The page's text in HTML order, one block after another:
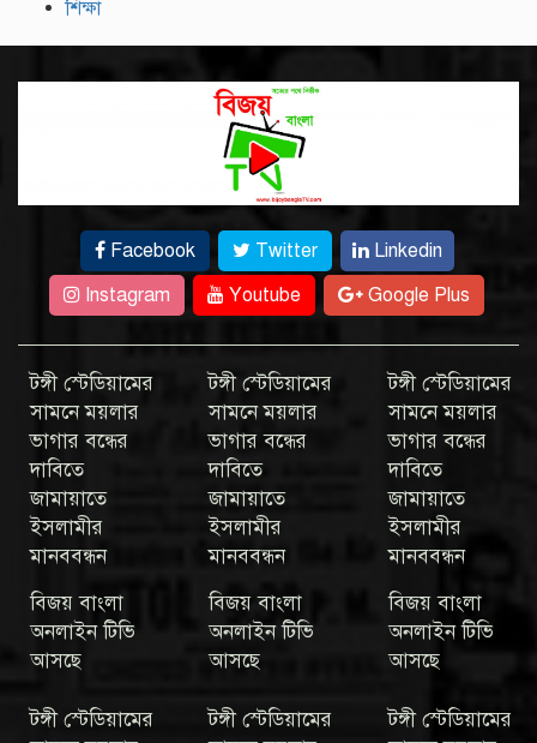
শিক্ষা
Facebook Twitter
Linkedin
Instagram
Youtube Google Plus
টঙ্গী স্টেডিয়ামের
সামনে ময়লার
ভাগার বন্ধের
দাবিতে
জামায়াতে
ইসলামীর
মানববন্ধন
বিজয় বাংলা
অনলাইন টিভি
আসছে
টঙ্গী স্টেডিয়ামের
সামনে ময়লার
ভাগার বন্ধের
দাবিতে
জামায়াতে
ইসলামীর
মানববন্ধন
বিজয় বাংলা
অনলাইন টিভি
আসছে
টঙ্গী স্টেডিয়ামের
সামনে ময়লার
ভাগার বন্ধের
দাবিতে
জামায়াতে
ইসলামীর
মানববন্ধন
বিজয় বাংলা
অনলাইন টিভি
আসছে
টঙ্গী স্টেডিয়ামের
টঙ্গী স্টেডিয়ামের
টঙ্গী স্টেডিয়ামের